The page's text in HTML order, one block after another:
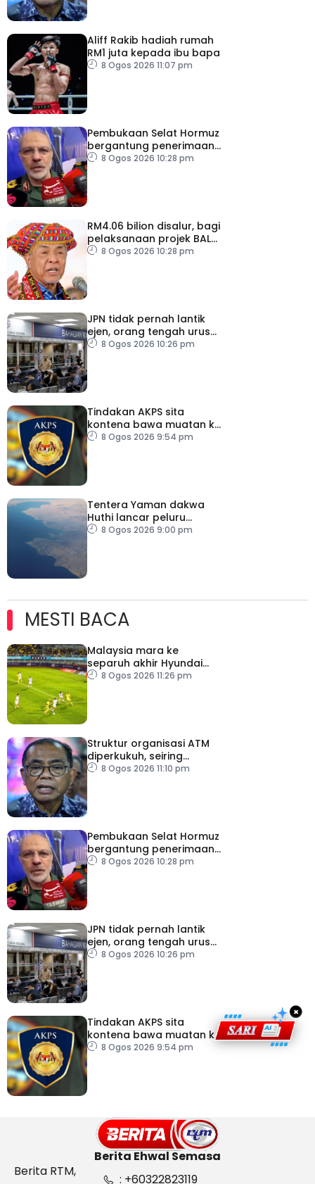
Aliff Rakib hadiah rumah
RM1 juta kepada ibu bapa
8 Ogos 2026 11:07 pm
Pembukaan Selat Hormuz
bergantung penerimaan
AS – IRGC
8 Ogos 2026 10:28 pm
RM4.06 bilion disalur, bagi
pelaksanaan projek BALB
di Sabah
8 Ogos 2026 10:28 pm
JPN tidak pernah lantik
ejen, orang tengah urus
dokumentasi
8 Ogos 2026 10:26 pm
Tindakan AKPS sita
kontena bawa muatan ke
Israel bukti ketegasan
8 Ogos 2026 9:54 pm
Tentera Yaman dakwa
Huthi lancar peluru
berpandu ke arah Laut
8 Ogos 2026 9:00 pm
MESTI BACA
Malaysia mara ke
separuh akhir Hyundai
ASEAN Cup
8 Ogos 2026 11:26 pm
Struktur organisasi ATM
diperkukuh, seiring
pemodenan aset
8 Ogos 2026 11:10 pm
Pembukaan Selat Hormuz
bergantung penerimaan
AS – IRGC
8 Ogos 2026 10:28 pm
JPN tidak pernah lantik
ejen, orang tengah urus
dokumentasi
8 Ogos 2026 10:26 pm
Tindakan AKPS sita
kontena bawa muatan ke
Israel bukti ketegasan
8 Ogos 2026 9:54 pm
×
Berita Ehwal Semasa
Berita RTM,
: +60322823119